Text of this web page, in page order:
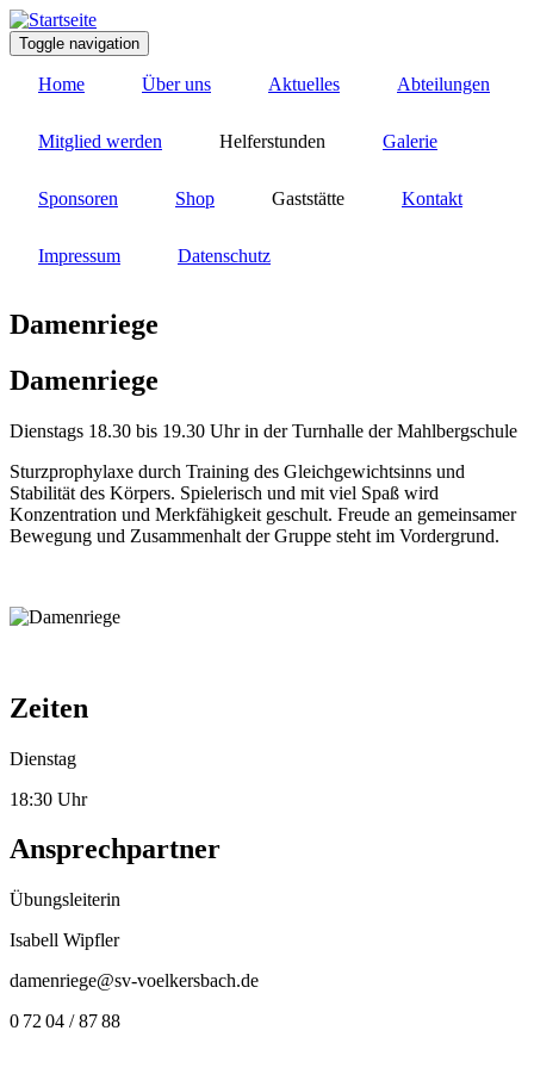
Direkt
zum
Inhalt
Toggle navigation
Home Über uns Aktuelles Abteilungen
Mitglied werden Helferstunden Galerie
Sponsoren Shop Gaststätte Kontakt
Impressum Datenschutz
Damenriege
Damenriege
Dienstags 18.30 bis 19.30 Uhr in der Turnhalle der Mahlbergschule
Sturzprophylaxe durch Training des Gleichgewichtsinns und
Stabilität des Körpers. Spielerisch und mit viel Spaß wird
Konzentration und Merkfähigkeit geschult. Freude an gemeinsamer
Bewegung und Zusammenhalt der Gruppe steht im Vordergrund.
Zeiten
Dienstag
18:30 Uhr
Ansprechpartner
Übungsleiterin
Isabell Wipfler
damenriege@sv-voelkersbach.de
0 72 04 / 87 88